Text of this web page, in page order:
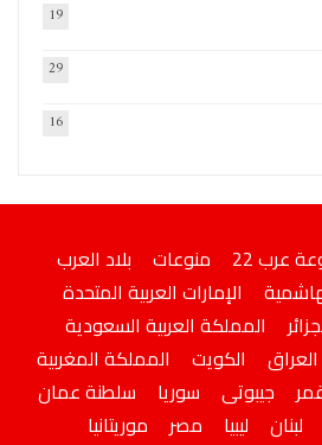
19
29
16
عرب 22 منوعات
بلاد العرب
الإمارات العربية المتحدة
المملكة العربية السعودية
العراق الكويت
المملكة المغربية
جيبوتى سوريا
سلطنة عمان
لبنان ليبيا مصر موريتانيا